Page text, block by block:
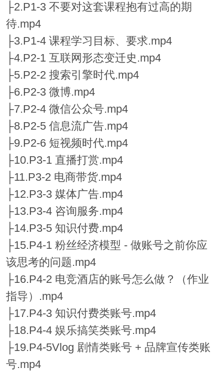
├2.P1-3 不要对这套课程抱有过高的期
待.mp4
├3.P1-4 课程学习目标、要求.mp4
├4.P2-1 互联网形态变迁史.mp4
├5.P2-2 搜索引擎时代.mp4
├6.P2-3 微博.mp4
├7.P2-4 微信公众号.mp4
├8.P2-5 信息流广告.mp4
├9.P2-6 短视频时代.mp4
├10.P3-1 直播打赏.mp4
├11.P3-2 电商带货.mp4
├12.P3-3 媒体广告.mp4
├13.P3-4 咨询服务.mp4
├14.P3-5 知识付费.mp4
├15.P4-1 粉丝经济模型 - 做账号之前你应
该思考的问题.mp4
├16.P4-2 电竞酒店的账号怎么做？（作业
指导）.mp4
├17.P4-3 知识付费类账号.mp4
├18.P4-4 娱乐搞笑类账号.mp4
├19.P4-5Vlog 剧情类账号 + 品牌宣传类账
号.mp4